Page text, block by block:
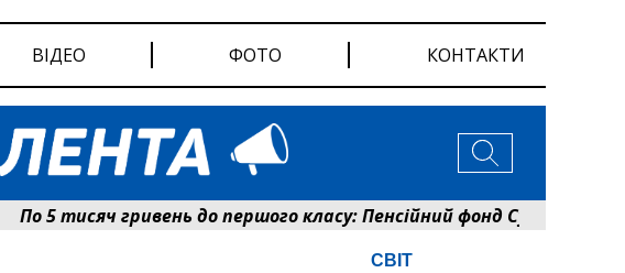
ВІДЕО ФОТО КОНТАКТИ
5 тисяч гривень до першого класу: Пенсійний фонд Сумщини
СВІТ